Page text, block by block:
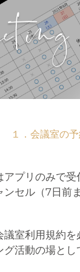
１．会議室の
アプリのみで受
ンセル（7日前
議室利用規約
グ活動の場とし